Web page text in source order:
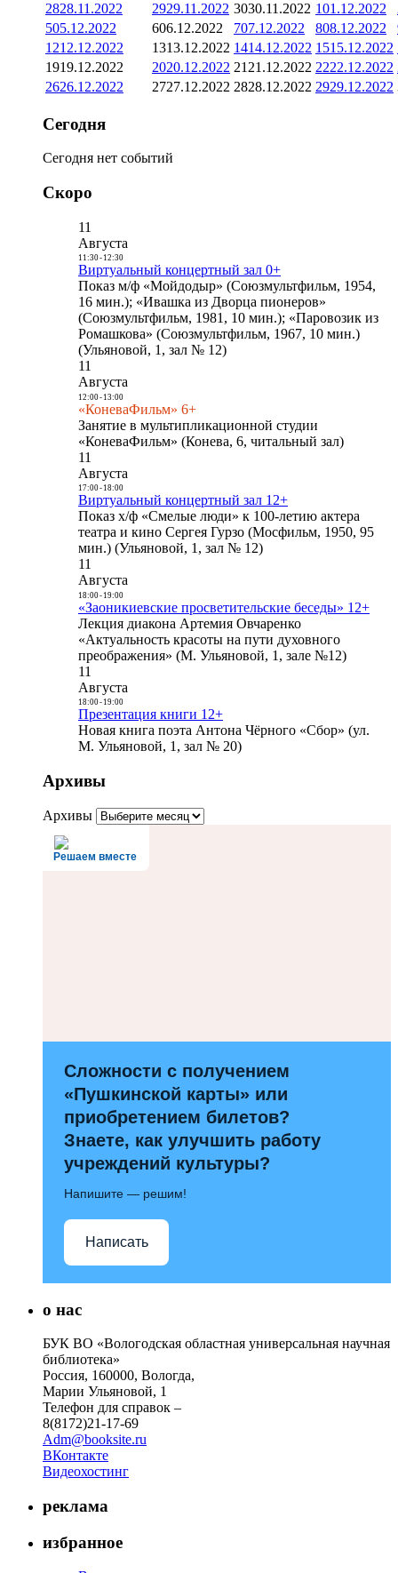
2828.11.2022 2929.11.2022 3030.11.2022 101.12.2022
505.12.2022 606.12.2022 707.12.2022 808.12.2022
1212.12.2022 1313.12.2022 1414.12.2022 1515.12.2022
1919.12.2022 2020.12.2022 21 21.12.2022 2222.12.2022
2626.12.2022 2727.12.2022 2828.12.2022 2929.12.2022
Сегодня
Сегодня нет событий
Скоро
11
Августа
11:30- 12:30
Виртуальный концертный зал 0+
Показ м/ф «Мойдодыр» (Союзмультфильм, 1954,
16 мин.); «Ивашка из Дворца пионеров»
(Союзмультфильм, 1981, 10 мин.); «Паровозик из
Ромашкова» (Союзмультфильм, 1967, 10 мин.)
(Ульяновой, 1, зал № 12)
11
Августа
12:00- 13:00
«КоневаФильм» 6+
Занятие в мультипликационной студии
«КоневаФильм» (Конева, 6, читальный зал)
11
Августа
17:00- 18:00
Виртуальный концертный зал 12+
Показ х/ф «Смелые люди» к 100-летию актера
театра и кино Сергея Гурзо (Мосфильм, 1950, 95
мин.) (Ульяновой, 1, зал № 12)
11
Августа
18:00- 19:00
«Заоникиевские просветительские беседы» 12+
Лекция диакона Артемия Овчаренко
«Актуальность красоты на пути духовного
преображения» (М. Ульяновой, 1, зале №12)
11
Августа
18:00- 19:00
Презентация книги 12+
Новая книга поэта Антона Чёрного «Сбор» (ул.
М. Ульяновой, 1, зал № 20)
Архивы
Архивы
Решаем вместе
Сложности с получением
«Пушкинской карты» или
приобретением билетов?
Знаете, как улучшить работу
учреждений культуры?
Напишите — решим!
Написать
о нас
БУК ВО «Вологодская областная универсальная научная
библиотека»
Россия, 160000, Вологда,
Марии Ульяновой, 1
Телефон для справок –
8(8172)21-17-69
Adm@booksite.ru
ВКонтакте
Видеохостинг
реклама
избранное